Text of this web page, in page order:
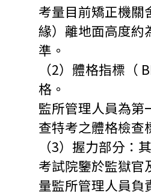
考量目前矯正機關
緣）離地面高度約
準。
（2）體格指標
格。
監所管理人員為第
查特考之體格檢查
（3）握力部分：
考試院鑒於監獄官
量監所管理人員負